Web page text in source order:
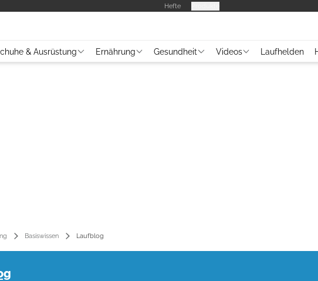
Hefte
& Ausrüstung Ernährung Gesundheit Videos Laufhelden
Basiswissen Laufblog